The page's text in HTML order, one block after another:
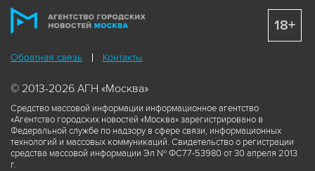
Обратная связь Контакты
© 2013-2026 АГН «Москва»
Средство массовой информации информационное агентство
«Агентство городских новостей «Москва» зарегистрировано в
Федеральной службе по надзору в сфере связи, информационных
технологий и массовых коммуникаций. Свидетельство о регистрации
средства массовой информации Эл № ФС77-53980 от 30 апреля 2013
г.
18+